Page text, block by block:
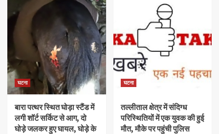
घटना
बारा पत्थर स्थित घोड़ा स्टैंड में
लगी शॉर्ट सर्किट से आग, दो
घोड़े जलकर हुए घायल, घोड़े के
घटना
तल्लीताल क्षेत्र में संदिग्ध
परिस्थितियों में एक युवक की हुई
मौत, मौके पर पहुंची पुलिस